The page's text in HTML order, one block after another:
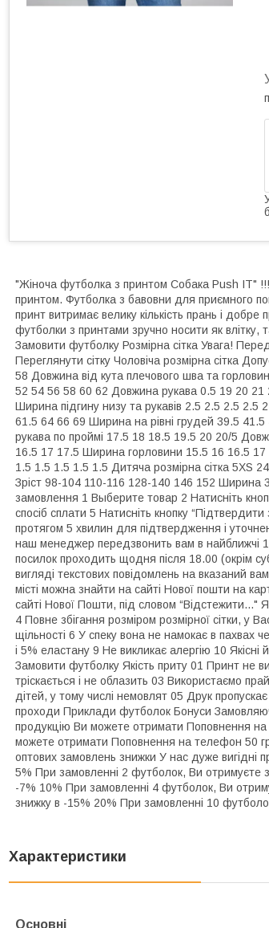
"Жіноча футболка з принтом Собака Push IT"
принтом. Футболка з бавовни для приємного
принт витримає велику кількість прань і
футболки з принтами зручно носити як влітку,
Замовити футболку Розмірна сітка Увага!
Переглянути сітку Чоловіча розмірна сітка
58 Довжина від кута плечового шва та
52 54 56 58 60 62 Довжина рукава 0.5 19 20
Ширина підгину низу та рукавів 2.5 2.5 2.5 2.5
61.5 64 66 69 Ширина на рівні грудей 39.5
рукава по проймі 17.5 18 18.5 19.5 20 20/5
16.5 17 17.5 Ширина горловини 15.5 16 16.5
1.5 1.5 1.5 1.5 1.5 Дитяча розмірна сітка 5XS
Зріст 98-104 110-116 128-140 146 152
замовлення 1 Выберите товар 2 Натисніть
спосіб сплати 5 Натисніть кнопку
протягом 5 хвилин для підтвердження і
наш менеджер передзвонить вам в найближчі
посилок проходить щодня після 18.00 (окрім
вигляді текстових повідомлень на вказаний
місті можна знайти на сайті Нової пошти на
сайті Нової Пошти, під словом “Відстежити..."
4 Повне збігання розміром розмірної сітки, у
щільності 6 У спеку вона не намокає в пахвах
і 5% еластану 9 Не викликає алергію 10 Якісні
Замовити футболку Якість приту 01 Принт не
тріскається і не облазить 03 Використаємо
дітей, у тому числі немовлят 05 Друк
проходи Приклади футболок Бонуси
продукцію Ви можете отримати Поповнення
можете отримати Поповнення на телефон 50
оптових замовлень знижки У нас дуже вигідні
5% При замовленні 2 футболок, Ви отримуєте
-7% 10% При замовленні 4 футболок, Ви
знижку в -15% 20% При замовленні 10
Характеристики
Основні